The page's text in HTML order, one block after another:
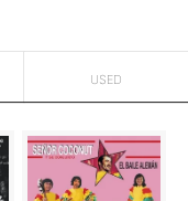
USED